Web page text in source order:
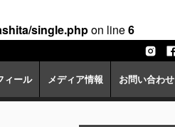
single.phpon line6
ィール メディア情報 お問い合わせ